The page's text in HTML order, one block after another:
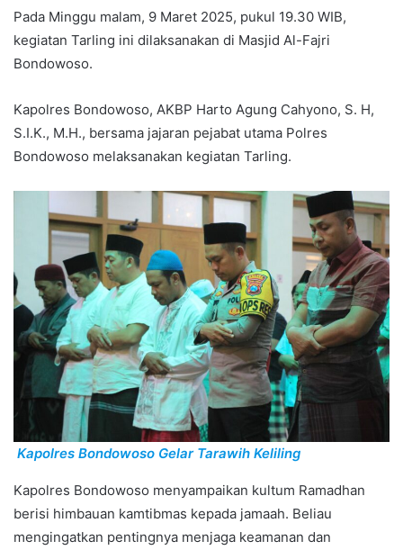
Pada Minggu malam, 9 Maret 2025, pukul 19.30 WIB,
kegiatan Tarling ini dilaksanakan di Masjid Al-Fajri
Bondowoso.
Kapolres Bondowoso, AKBP Harto Agung Cahyono, S. H,
S.I.K., M.H., bersama jajaran pejabat utama Polres
Bondowoso melaksanakan kegiatan Tarling.
Kapolres Bondowoso Gelar Tarawih Keliling
Kapolres Bondowoso menyampaikan kultum Ramadhan
berisi himbauan kamtibmas kepada jamaah. Beliau
mengingatkan pentingnya menjaga keamanan dan